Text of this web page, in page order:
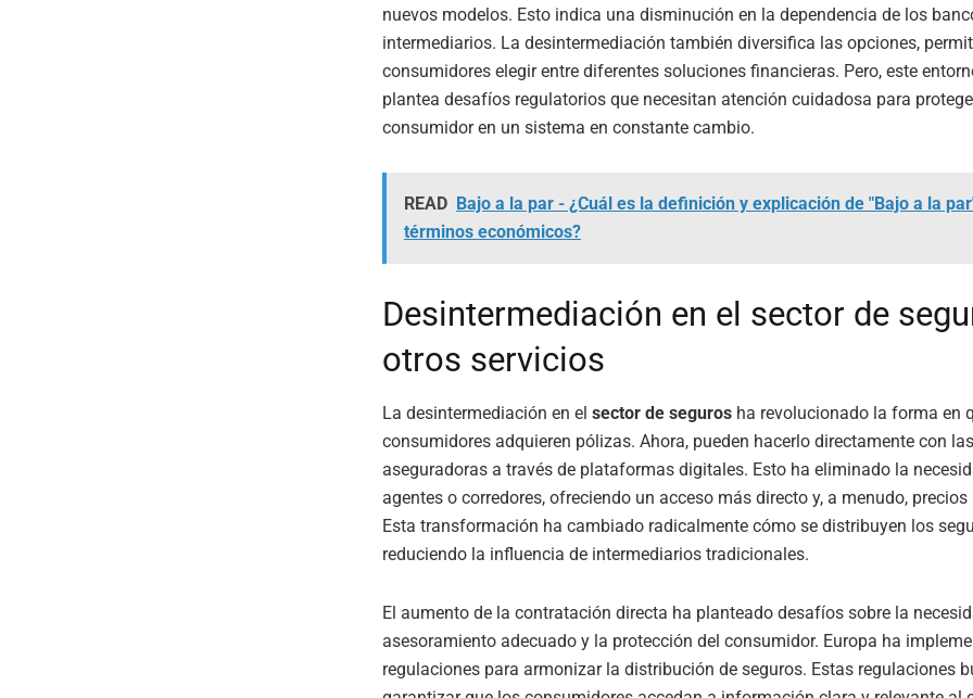
nuevos modelos. Esto indica una disminución en la dependencia de los
intermediarios. La desintermediación también diversifica las opciones,
consumidores elegir entre diferentes soluciones financieras. Pero, este
plantea desafíos regulatorios que necesitan atención cuidadosa para
consumidor en un sistema en constante cambio.
READ Bajo a la par - ¿Cuál es la definición y explicación de "Bajo a la
términos económicos?
Desintermediación en el sector de
otros servicios
La desintermediación en el sector de seguros ha revolucionado la forma en
consumidores adquieren pólizas. Ahora, pueden hacerlo directamente con las
aseguradoras a través de plataformas digitales. Esto ha eliminado la
agentes o corredores, ofreciendo un acceso más directo y, a menudo,
Esta transformación ha cambiado radicalmente cómo se distribuyen los
reduciendo la influencia de intermediarios tradicionales.
El aumento de la contratación directa ha planteado desafíos sobre la
asesoramiento adecuado y la protección del consumidor. Europa ha
regulaciones para armonizar la distribución de seguros. Estas regulaciones